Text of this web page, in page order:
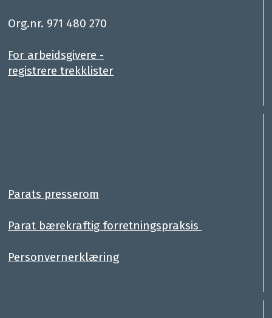
Org.nr. 971 480 270
For arbeidsgivere -
registrere trekklister
Parats presserom
Parat bærekraftig forretningspraksis
Personvernerklæring